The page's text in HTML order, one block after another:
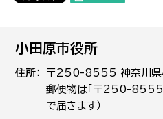
小田原市役所
住所
〒250-8555 神奈川県
郵便物は「〒250-8555
で届きます）